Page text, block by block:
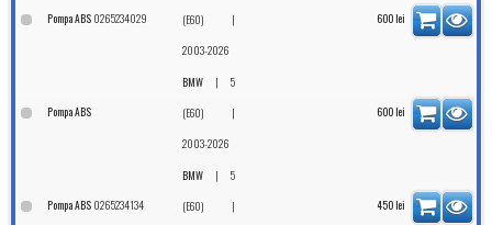
Pompa ABS 0265234029
(E60) |
2003-2026
600 lei
Pompa ABS
BMW |5
(E60) |
2003-2026
600 lei
Pompa ABS 0265234134
BMW |5
(E60) | 450 lei